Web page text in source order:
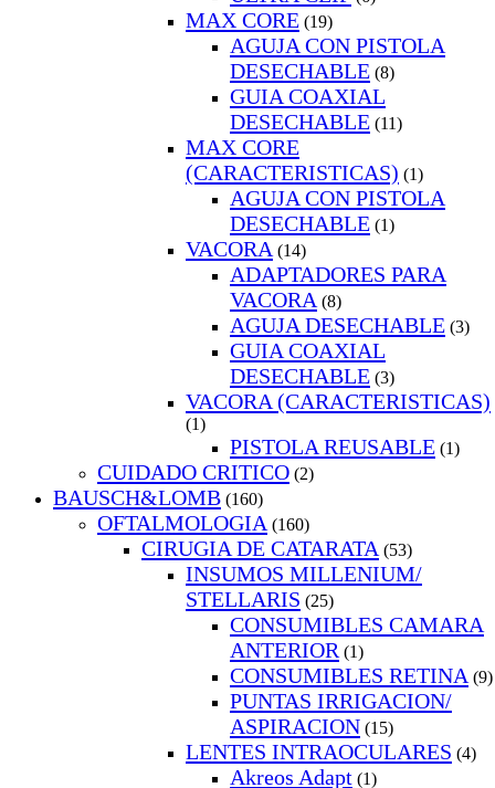
MAX CORE (19)
AGUJA CON PISTOLA
DESECHABLE (8)
GUIA COAXIAL
DESECHABLE (11)
MAX CORE
(CARACTERISTICAS) (1)
AGUJA CON PISTOLA
DESECHABLE (1)
VACORA (14)
ADAPTADORES PARA
VACORA (8)
AGUJA DESECHABLE (3)
GUIA COAXIAL
DESECHABLE (3)
VACORA (CARACTERISTICAS)
(1)
PISTOLA REUSABLE (1)
CUIDADO CRITICO (2)
BAUSCH&LOMB (160)
OFTALMOLOGIA (160)
CIRUGIA DE CATARATA (53)
INSUMOS MILLENIUM/
STELLARIS (25)
CONSUMIBLES CAMARA
ANTERIOR (1)
CONSUMIBLES RETINA (9)
PUNTAS IRRIGACION/
ASPIRACION (15)
LENTES INTRAOCULARES (4)
Akreos Adapt (1)